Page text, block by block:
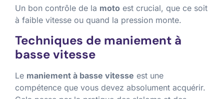
Un bon contrôle de la moto est crucial, que ce soit
à faible vitesse ou quand la pression monte.
Techniques de maniement à
basse vitesse
Le maniement à basse vitesse est une
compétence que vous devez absolument acquérir.